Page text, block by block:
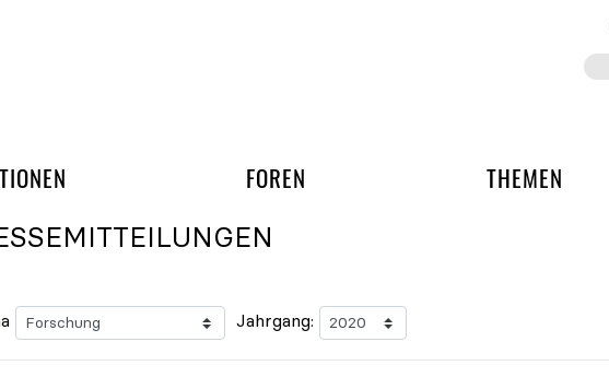
FOREN UND ARBEITSGRUPPEN DER UNIKO
THEMEN
Jahrgang: